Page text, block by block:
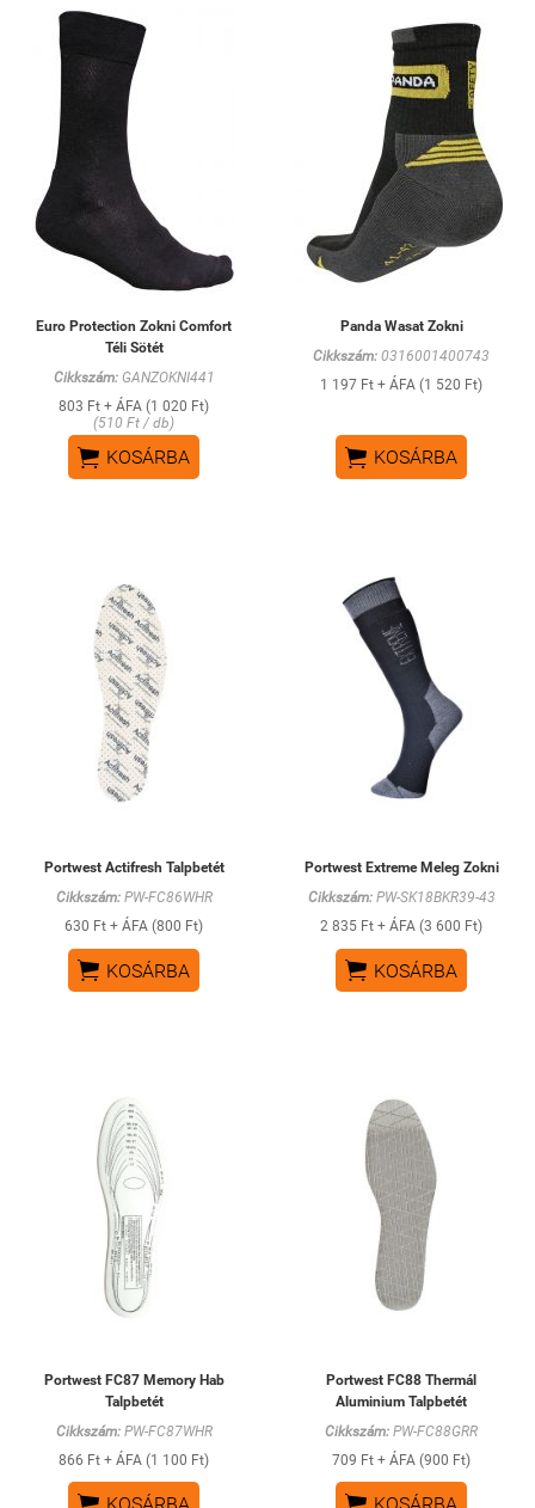
Euro Protection Zokni Comfort
Téli Sötét
Cikkszám:GANZOKNI441
803 Ft + ÁFA (1 020 Ft)
(510 Ft / db)
 KOSÁRBA
Panda Wasat Zokni
Cikkszám: 0316001400743
1 197 Ft + ÁFA (1 520 Ft)
 KOSÁRBA
Portwest Actifresh Talpbetét
Cikkszám:PW-FC86WHR
630 Ft + ÁFA (800 Ft)
 KOSÁRBA
Portwest Extreme Meleg Zokni
Cikkszám:PW-SK18BKR39-43
2 835 Ft + ÁFA (3 600 Ft)
 KOSÁRBA
Portwest FC87 Memory Hab
Talpbetét
Cikkszám:PW-FC87WHR
866 Ft + ÁFA (1 100 Ft)
Portwest FC88 Thermál
Aluminium Talpbetét
Cikkszám: PW-FC88GRR
709 Ft + ÁFA (900 Ft)